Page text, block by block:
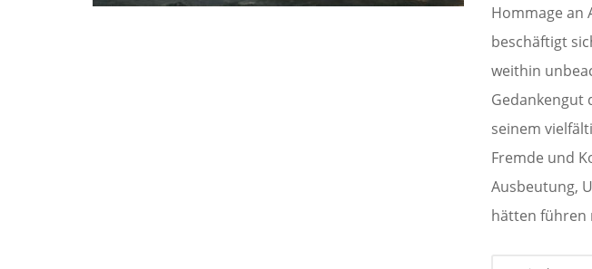
Hommage an
beschäftigt
weithin
Gedankengut
seinem
Fremde und
Ausbeutung,
hätten führen